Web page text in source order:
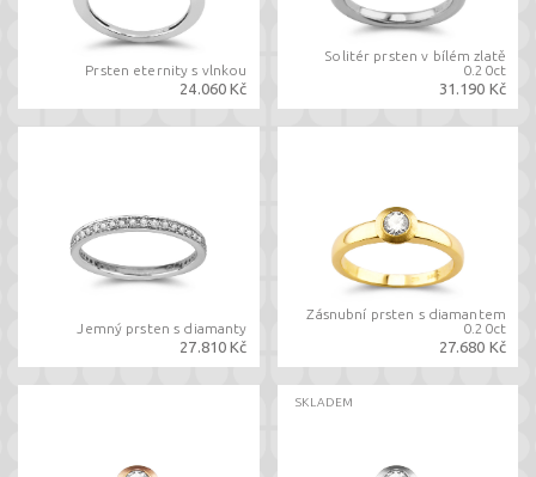
Prsten eternity s vlnkou
24.060 Kč
Solitér prsten v bílém zlatě
0.20ct
31.190 Kč
Jemný prsten s diamanty
27.810 Kč
Zásnubní prsten s diamantem
0.20ct
27.680 Kč
SKLADEM